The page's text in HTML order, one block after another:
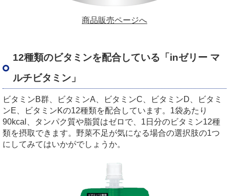
商品販売ページへ
12種類のビタミンを配合している「inゼリー マ
ルチビタミン」
ビタミンB群、ビタミンA、ビタミンC、ビタミンD、ビタミ
ンE、ビタミンKの12種類を配合しています。1袋あたり
90kcal、タンパク質や脂質はゼロで、1日分のビタミン12種
類を摂取できます。野菜不足が気になる場合の選択肢の1つ
にしてみてはいかがでしょうか。